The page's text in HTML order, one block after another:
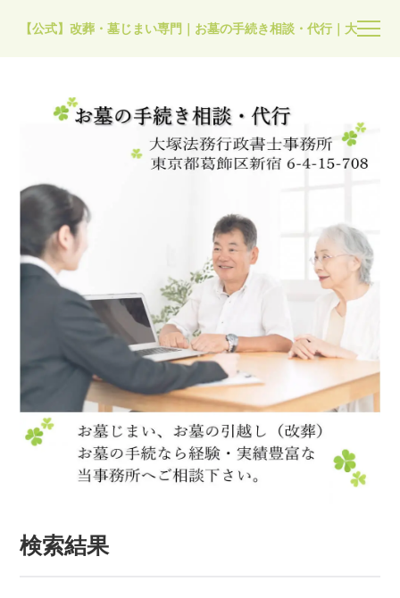
【公式】改葬・墓じまい専門｜お墓の手続き相談・代行｜大塚法
検索結果